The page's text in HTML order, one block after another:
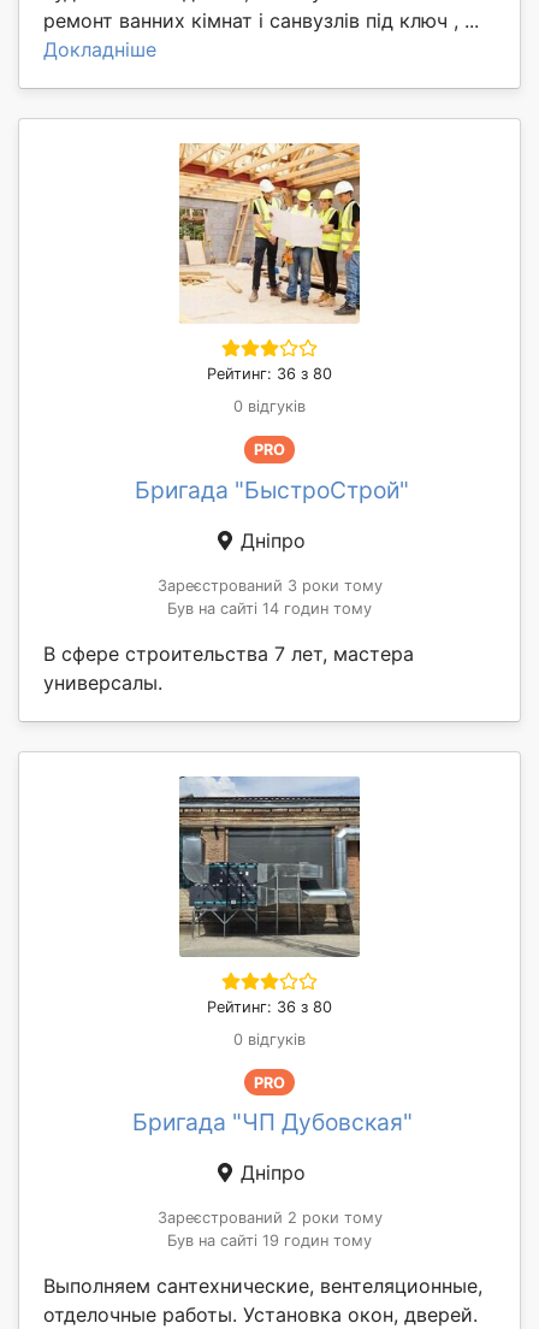
ремонт ванних кімнат і санвузлів під ключ , ...
Докладніше
Рейтинг: 36 з 80
0 відгуків
PRO
Бригада "БыстроСтрой"
Дніпро
Зареєстрований 3 роки тому
Був на сайті 14 годин тому
В сфере строительства 7 лет, мастера
универсалы.
Рейтинг: 36 з 80
0 відгуків
PRO
Бригада "ЧП Дубовская"
Дніпро
Зареєстрований 2 роки тому
Був на сайті 19 годин тому
Выполняем сантехнические, вентеляционные,
отделочные работы. Установка окон, дверей.